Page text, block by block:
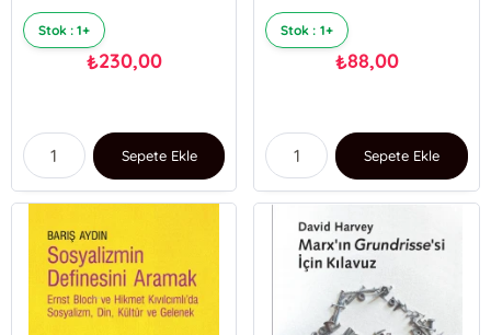
Stok : 1+
₺230,00
Sepete Ekle
Stok : 1+
₺88,00
Sepete Ekle